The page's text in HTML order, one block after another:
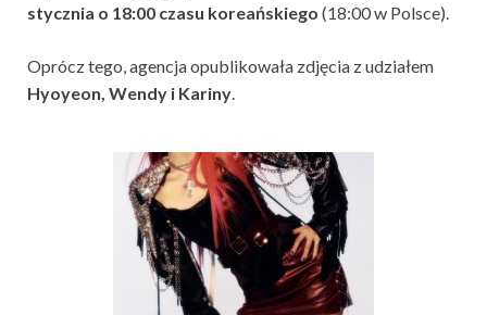
stycznia o 18:00 czasu koreańskiego (18:00 w Polsce).
Oprócz tego, agencja opublikowała zdjęcia z udziałem
Hyoyeon, Wendy i Kariny.